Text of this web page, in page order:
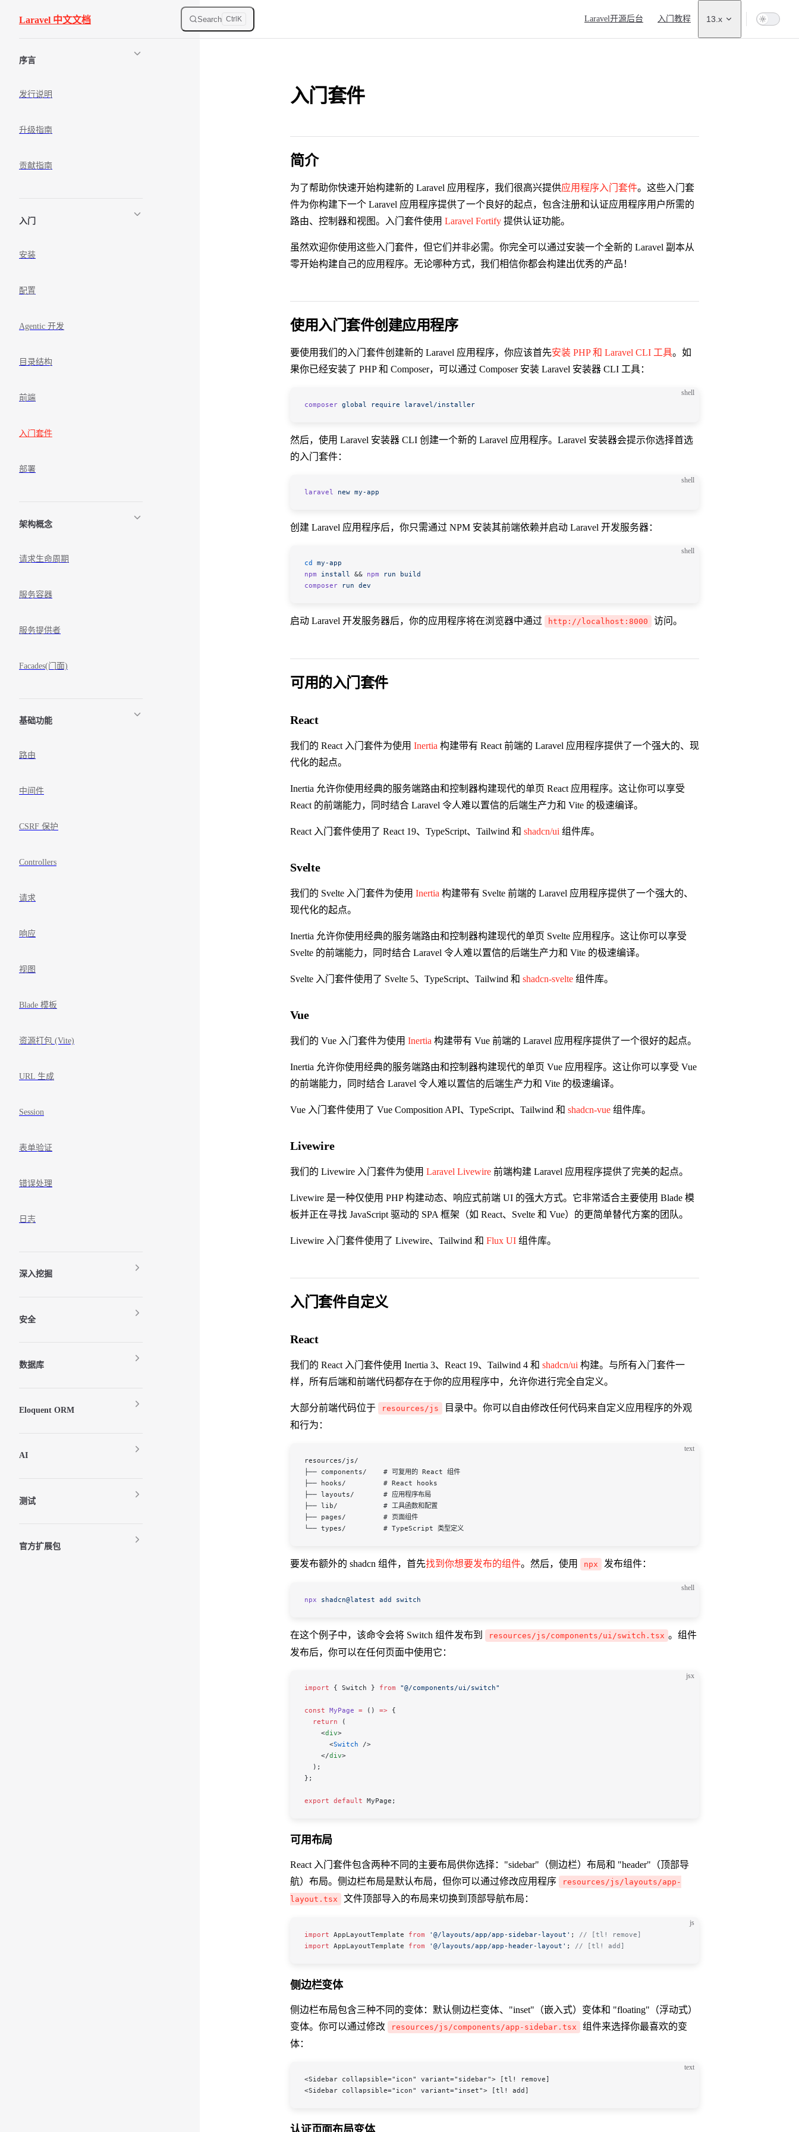
Skip to content
Laravel 中文文档 Search Ctrl K Laravel开源后台 入门教程 13.x
序言
发行说明
升级指南
贡献指南
入门
安装
配置
Agentic 开发
目录结构
前端
入门套件
部署
架构概念
请求生命周期
服务容器
服务提供者
Facades(门面)
基础功能
路由
中间件
CSRF 保护
Controllers
请求
响应
视图
Blade 模板
资源打包 (Vite)
URL 生成
Session
表单验证
错误处理
日志
深入挖掘
安全
数据库
Eloquent ORM
AI
测试
官方扩展包
入门套件
简介
为了帮助你快速开始构建新的 Laravel 应用程序，我们很高兴提供应用程序入门套件。这些入门套
件为你构建下一个 Laravel 应用程序提供了一个良好的起点，包含注册和认证应用程序用户所需的
路由、控制器和视图。入门套件使用 Laravel Fortify 提供认证功能。
虽然欢迎你使用这些入门套件，但它们并非必需。你完全可以通过安装一个全新的 Laravel 副本从
零开始构建自己的应用程序。无论哪种方式，我们相信你都会构建出优秀的产品！
使用入门套件创建应用程序
要使用我们的入门套件创建新的 Laravel 应用程序，你应该首先安装 PHP 和 Laravel CLI 工具。如
果你已经安装了 PHP 和 Composer，可以通过 Composer 安装 Laravel 安装器 CLI 工具：
shell
composer global require laravel/installer
然后，使用 Laravel 安装器 CLI 创建一个新的 Laravel 应用程序。Laravel 安装器会提示你选择首选
的入门套件：
shell
laravel new my-app
创建 Laravel 应用程序后，你只需通过 NPM 安装其前端依赖并启动 Laravel 开发服务器：
shell
cd
my-app
npm install && npm run build
composer run dev
启动 Laravel 开发服务器后，你的应用程序将在浏览器中通过 http://localhost:8000 访问。
可用的入门套件
React
我们的 React 入门套件为使用 Inertia 构建带有 React 前端的 Laravel 应用程序提供了一个强大的、现
代化的起点。
Inertia 允许你使用经典的服务端路由和控制器构建现代的单页 React 应用程序。这让你可以享受
React 的前端能力，同时结合 Laravel 令人难以置信的后端生产力和 Vite 的极速编译。
React 入门套件使用了 React 19、TypeScript、Tailwind 和 shadcn/ui 组件库。
Svelte
我们的 Svelte 入门套件为使用 Inertia 构建带有 Svelte 前端的 Laravel 应用程序提供了一个强大的、
现代化的起点。
Inertia 允许你使用经典的服务端路由和控制器构建现代的单页 Svelte 应用程序。这让你可以享受
Svelte 的前端能力，同时结合 Laravel 令人难以置信的后端生产力和 Vite 的极速编译。
Svelte 入门套件使用了 Svelte 5、TypeScript、Tailwind 和 shadcn-svelte 组件库。
Vue
我们的 Vue 入门套件为使用 Inertia 构建带有 Vue 前端的 Laravel 应用程序提供了一个很好的起点。
Inertia 允许你使用经典的服务端路由和控制器构建现代的单页 Vue 应用程序。这让你可以享受 Vue
的前端能力，同时结合 Laravel 令人难以置信的后端生产力和 Vite 的极速编译。
Vue 入门套件使用了 Vue Composition API、TypeScript、Tailwind 和 shadcn-vue 组件库。
Livewire
我们的 Livewire 入门套件为使用 Laravel Livewire 前端构建 Laravel 应用程序提供了完美的起点。
Livewire 是一种仅使用 PHP 构建动态、响应式前端 UI 的强大方式。它非常适合主要使用 Blade 模
板并正在寻找 JavaScript 驱动的 SPA 框架（如 React、Svelte 和 Vue）的更简单替代方案的团队。
Livewire 入门套件使用了 Livewire、Tailwind 和 Flux UI 组件库。
入门套件自定义
React
我们的 React 入门套件使用 Inertia 3、React 19、Tailwind 4 和 shadcn/ui 构建。与所有入门套件一
样，所有后端和前端代码都存在于你的应用程序中，允许你进行完全自定义。
大部分前端代码位于 resources/js
目录中。你可以自由修改任何代码来自定义应用程序的外观
和行为：
text
resources/js/
├── components/    # 可复用的 React 组件
├── hooks/         # React hooks
├── layouts/       # 应用程序布局
├── lib/           # 工具函数和配置
├── pages/         # 页面组件
└── types/         # TypeScript 类型定义
要发布额外的 shadcn 组件，首先找到你想要发布的组件。然后，使用 npx 发布组件：
shell
npx shadcn@latest add switch
在这个例子中，该命令会将 Switch 组件发布到 resources/js/components/ui/switch.tsx 。组件
发布后，你可以在任何页面中使用它：
jsx
import { Switch } from "@/components/ui/switch"
const MyPage = () => {
  return
(
    <
div>
      <
Switch />
    </
div>
  );
};
export default MyPage ;
可用布局
React 入门套件包含两种不同的主要布局供你选择："sidebar"（侧边栏）布局和 "header"（顶部导
航）布局。侧边栏布局是默认布局，但你可以通过修改应用程序
resources/js/layouts/app-
layout.tsx
文件顶部导入的布局来切换到顶部导航布局：
js
import AppLayoutTemplate from '@/layouts/app/app-sidebar-layout' ; // [tl! remove]
import AppLayoutTemplate from '@/layouts/app/app-header-layout' ; // [tl! add]
侧边栏变体
侧边栏布局包含三种不同的变体：默认侧边栏变体、"inset"（嵌入式）变体和 "floating"（浮动式）
变体。你可以通过修改
resources/js/components/app-sidebar.tsx
组件来选择你最喜欢的变
体：
text
<Sidebar collapsible="icon" variant="sidebar"> [tl! remove]
<Sidebar collapsible="icon" variant="inset"> [tl! add]